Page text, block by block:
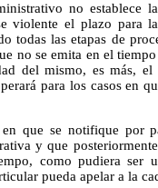
no establece
violente el plazo para
todas las etapas de
no se emita en el
del mismo, es más,
para los casos en
que se notifique por
y que
como pudiera ser
pueda apelar a la